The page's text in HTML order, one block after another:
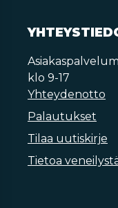
klo 9-17
Yhteydenotto
Palautukset
Tilaa uutiskirje
Tietoa